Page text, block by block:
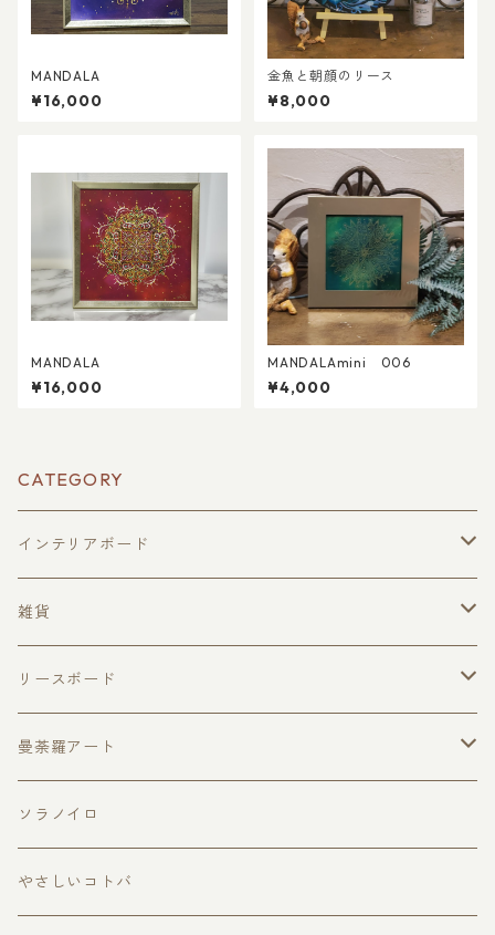
MANDALA
¥16,000
金魚と朝顔のリース
¥8,000
MANDALA
¥16,000
MANDALAmini 006
¥4,000
CATEGORY
インテリアボード
絵馬型
ハガキサイズ
ドアプレートサイズ
黒板ボード
雑貨
トートバッグ
リースボード
季節のイベント
春のリース
夏のリース
曼荼羅アート
MANDARAmini
ソラノイロ
やさしいコトバ